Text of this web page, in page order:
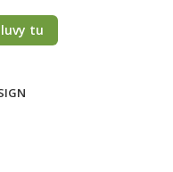
tu